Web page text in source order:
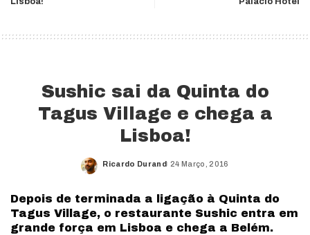
Sushic sai da Quinta do
Tagus Village e chega a
Lisboa!
Posted
Ricardo Durand 24 Março, 2016
Depois de terminada a ligação à Quinta do
Tagus Village, o restaurante Sushic entra em
grande força em Lisboa e chega a Belém.